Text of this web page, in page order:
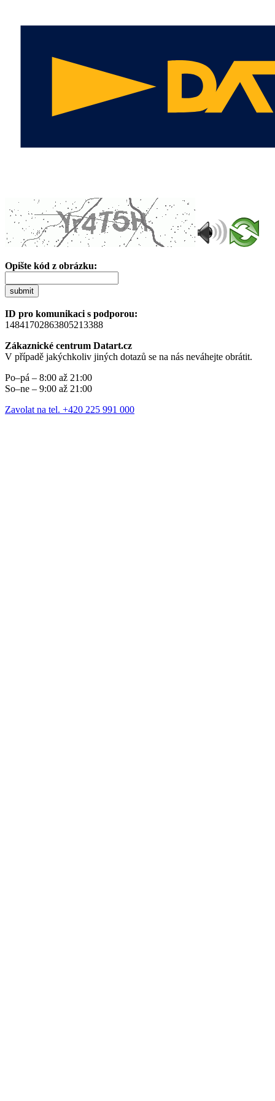
Opište kód z obrázku:
submit
ID pro komunikaci s podporou:
14841702863805213388
Zákaznické centrum Datart.cz
V případě jakýchkoliv jiných dotazů se na nás neváhejte obrátit.
Po–pá – 8:00 až 21:00
So–ne – 9:00 až 21:00
Zavolat na tel. +420 225 991 000